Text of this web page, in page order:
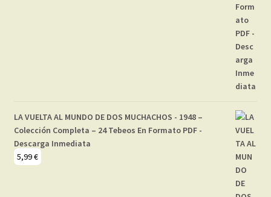
LA VUELTA AL MUNDO DE DOS MUCHACHOS - 1948 –
Colección Completa – 24 Tebeos En Formato PDF -
Descarga Inmediata
5,99€